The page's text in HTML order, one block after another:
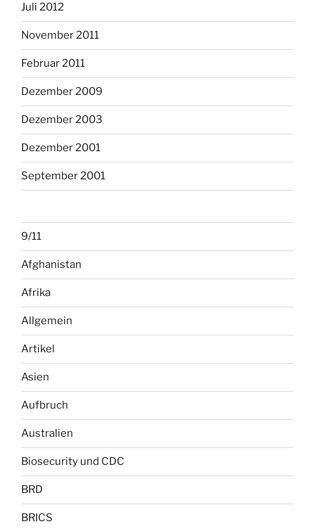
Juli 2012
November 2011
Februar 2011
Dezember 2009
Dezember 2003
Dezember 2001
September 2001
9/11
Afghanistan
Afrika
Allgemein
Artikel
Asien
Aufbruch
Australien
Biosecurity und CDC
BRD
BRICS